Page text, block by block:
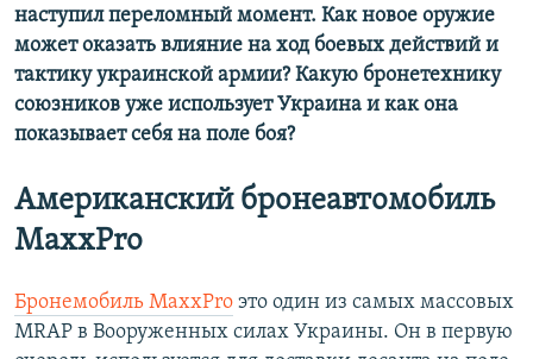
наступил переломный момент. Как новое оружие
может оказать влияние на ход боевых действий и
тактику украинской армии? Какую бронетехнику
союзников уже использует Украина и как она
показывает себя на поле боя?
Американский бронеавтомобиль
MaxxPro
Бронемобиль MaxxPro это один из самых массовых
MRAP в Вооруженных силах Украины. Он в первую